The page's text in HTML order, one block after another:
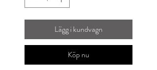
Lägg i kundvagn
Köp nu